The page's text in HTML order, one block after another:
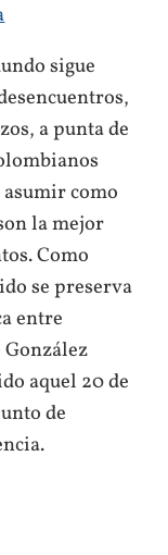
sigue
a punta de
como
la mejor
Como
se preserva
entre
González
aquel 20 de
de